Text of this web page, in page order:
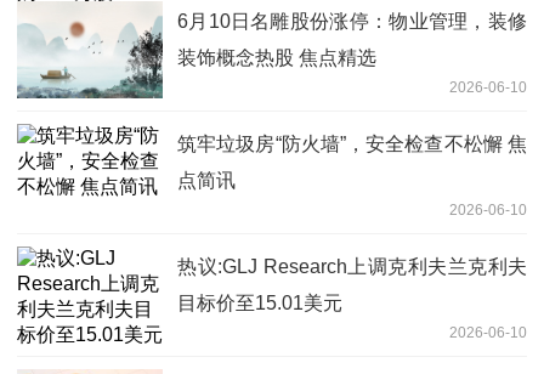
6月10日名雕股份涨停：物业管理，装修
装饰概念热股 焦点精选
2026-06-10
筑牢垃圾房“防火墙”，安全检查不松懈 焦
点简讯
2026-06-10
热议:GLJ Research上调克利夫兰克利夫
目标价至15.01美元
2026-06-10